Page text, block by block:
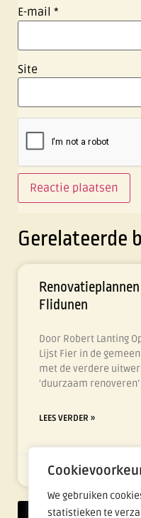
We gebruiken
statistieken te
E-mail *
Site
Gerelateerde
Flidunen
Door Robert Lanting
Lijst Fier in de
met de verdere
‘duurzaam
LEES VERDER »
5 juli 2026 Geen